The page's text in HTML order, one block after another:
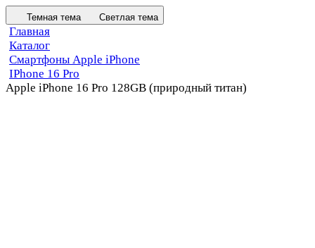
Темная тема Светлая тема
Главная
Каталог
Смартфоны Apple iPhone
IPhone 16 Pro
Apple iPhone 16 Pro 128GB (природный титан)